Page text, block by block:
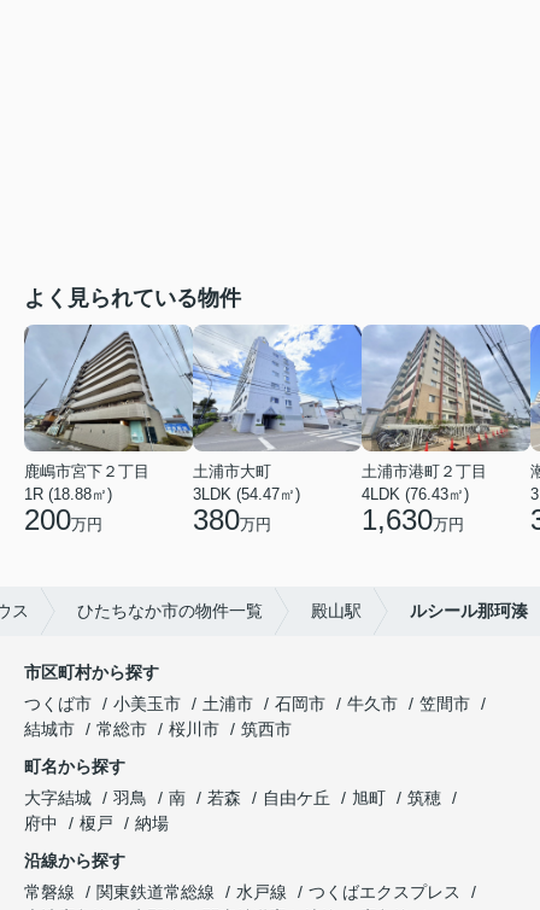
よく見られている物件
鹿嶋市宮下２丁目
1R (18.88㎡)
200万円
土浦市大町
3LDK (54.47㎡)
380万円
土浦市港町２丁目
4LDK (76.43㎡)
1,630万円
ス ひたちなか市の物件一覧 殿山駅 ルシール那珂湊
市区町村から探す
つくば市
小美玉市 土浦市 石岡市 牛久市
笠間市
結城市
常総市 桜川市
筑西市
町名から探す
大字結城
羽鳥 南 若森 自由ケ丘 旭町
筑穂
府中
榎戸
納場
沿線から探す
常磐線
関東鉄道常総線 水戸線
つくばエクスプレス